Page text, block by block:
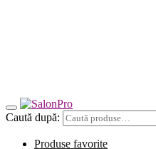
Caută după:
Produse favorite